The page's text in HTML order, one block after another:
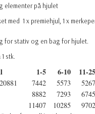
elementer på hjulet
med 1 x premiehjul, 1 x
for stativ og en bag for hjulet.
stk.
1-5 6-10 11-25
7442 5573 5267
8882 7293 6745
11407 10285 9702